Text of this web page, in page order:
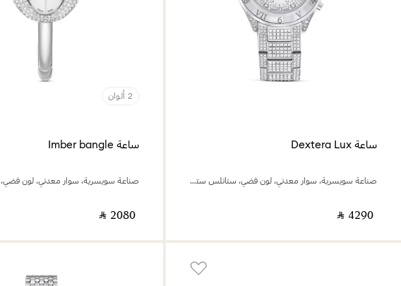
ساعة Dextera Lux
صناعة سويسرية، سوار معدني، لون فضي، ستانلس ستيل
‎ ⃁ ⁦4290⁩ ‎
2 ألوان
ساعة Imber bangle
‎ ⃁ ⁦2080⁩ ‎